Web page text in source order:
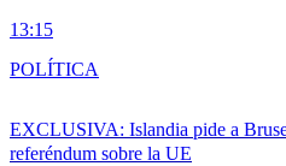
13:15
EXCLUSIVA: Islandia pide a
referéndum sobre la UE
POLÍTICA